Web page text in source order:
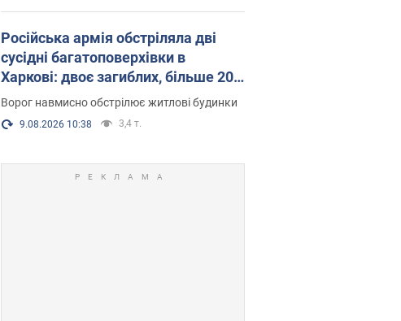
Російська армія обстріляла дві
сусідні багатоповерхівки в
Харкові: двоє загиблих, більше 20
постраждалих
Ворог навмисно обстрілює житлові будинки
9.08.2026 10:38 3,4 т.